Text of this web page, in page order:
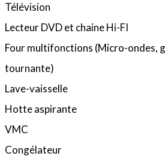
Télévision
Lecteur DVD et chaine Hi-FI
Four multifonctions (Micro-ondes,
tournante)
Lave-vaisselle
Hotte aspirante
VMC
Congélateur